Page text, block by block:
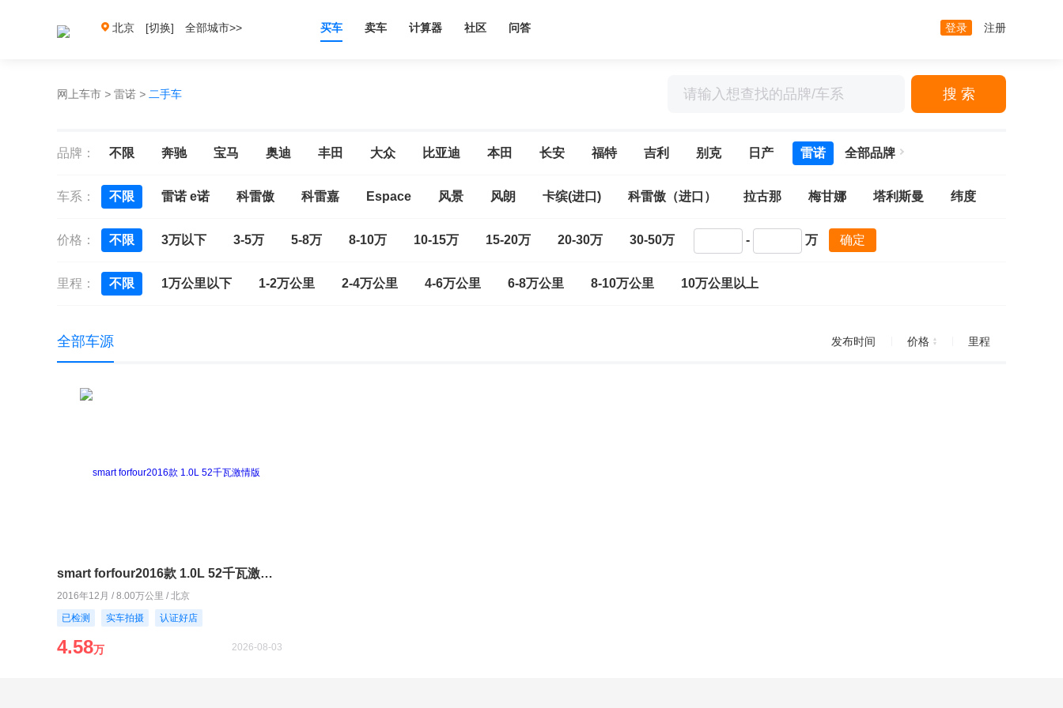
北京 [切换] 全部城市>> 买车 卖车 计算器 社区 问答 登录 注册
网上车市 > 雷诺 > 二手车 搜 索
品牌： 不限 奔驰 宝马 奥迪 丰田 大众 比亚迪 本田 长安 福特 吉利 别克 日产 雷诺 全部品牌
车系： 不限 雷诺 e诺 科雷傲 科雷嘉 Espace 风景 风朗 卡缤(进口) 科雷傲（进口） 拉古那 梅甘娜 塔利斯曼 纬度
价格： 不限 3万以下 3-5万 5-8万 8-10万 10-15万 15-20万 20-30万 30-50万 - 万 确定
里程： 不限 1万公里以下 1-2万公里 2-4万公里 4-6万公里 6-8万公里 8-10万公里 10万公里以上
全部车源 发布时间 价格 里程
smart forfour2016款 1.0L 52千瓦激情版
2016年12月 / 8.00万公里 / 北京
已检测
实车拍摄 认证好店
4.58万 2026-08-03